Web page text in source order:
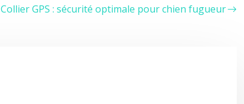
Collier GPS : sécurité optimale pour chien fugueur